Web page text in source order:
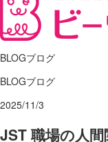
BLOGブログ
BLOGブログ
2025/11/3
JST 職場の人